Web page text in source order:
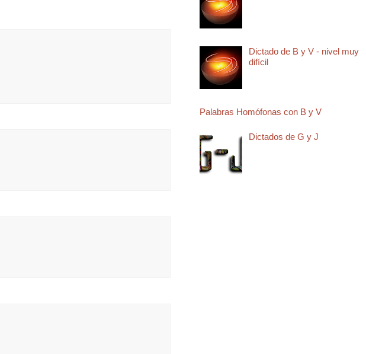
Dictado de B y V - nivel muy
difícil
Palabras Homófonas con B y V
Dictados de G y J